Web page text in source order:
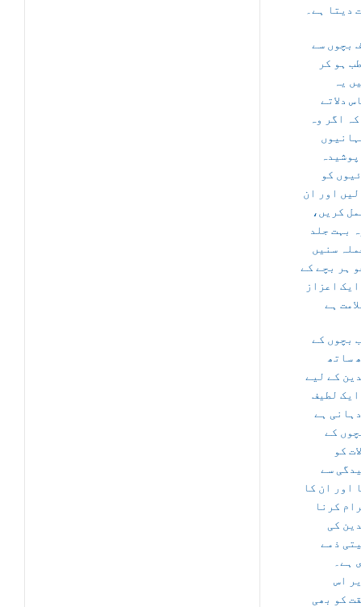
دیتا ہے۔
بچوں سے
ہو کر
یہ
دلاتے
اگر وہ
کو
اور ان
کریں،
بہت جلد
سنیں
ہر بچے کے
اعزاز
ہے
بچوں کے
ساتھ
کے لیے
لطیف
ہے
کے
کو
سے
اور ان کا
کرنا
کی
ذمے
ہے۔
اس
کو بھی